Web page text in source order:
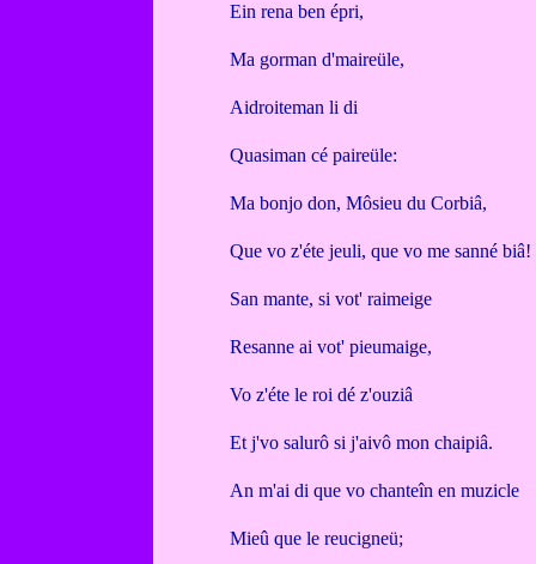
Ein rena ben épri,
Ma gorman d'maireüle,
Aidroiteman li di
Quasiman cé paireüle:
Ma bonjo don, Môsieu du Corbiâ,
Que vo z'éte jeuli, que vo me sanné biâ!
San mante, si vot' raimeige
Resanne ai vot' pieumaige,
Vo z'éte le roi dé z'ouziâ
Et j'vo salurô si j'aivô mon chaipiâ.
An m'ai di que vo chanteîn en muzicle
Mieû que le reucigneü;